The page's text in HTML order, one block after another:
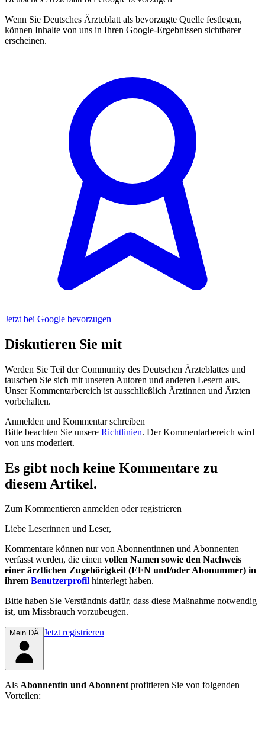
Wenn Sie Deutsches Ärzteblatt als bevorzugte Quelle festlegen,
können Inhalte von uns in Ihren Google-Ergebnissen sichtbarer
erscheinen.
Jetzt bei Google bevorzugen
Diskutieren Sie mit
Werden Sie Teil der Community des Deutschen Ärzteblattes und
tauschen Sie sich mit unseren Autoren und anderen Lesern aus.
Unser Kommentarbereich ist ausschließlich Ärztinnen und Ärzten
vorbehalten.
Anmelden und Kommentar schreiben
Bitte beachten Sie unsere Richtlinien. Der Kommentarbereich wird
von uns moderiert.
Es gibt noch keine Kommentare zu
diesem Artikel.
Zum Kommentieren anmelden oder registrieren
Liebe Leserinnen und Leser,
Kommentare können nur von Abonnentinnen und Abonnenten
verfasst werden, die einen vollen Namen sowie den Nachweis
einer ärztlichen Zugehörigkeit (EFN und/oder Abonummer) in
ihrem Benutzerprofil hinterlegt haben.
Bitte haben Sie Verständnis dafür, dass diese Maßnahme notwendig
ist, um Missbrauch vorzubeugen.
Mein DÄ Jetzt registrieren
Als Abonnentin und Abonnentprofitieren Sie von folgenden
Vorteilen: